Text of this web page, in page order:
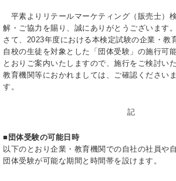
平素よりリテールマーケティング（販売士）
解・ご協力を賜り、誠にありがとうございます。
さて、2023年度における本検定試験の企業・教
自校の生徒を対象とした「団体受験」の施行可
とおりご案内いたしますので、施行をご検討い
教育機関等におかれましては、ご確認ください
す。
記
■団体受験の可能日時
以下のとおり企業・教育機関での自社の社員や
団体受験が可能な期間と時間帯を設けます。